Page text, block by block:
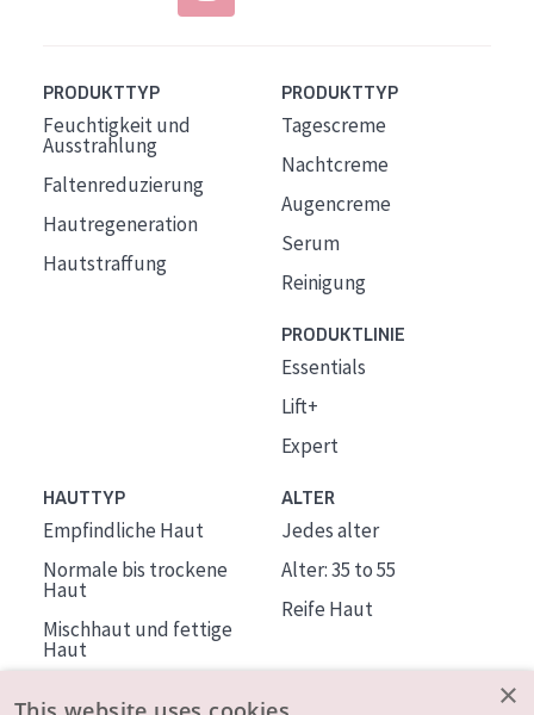
PRODUKTTYP
Feuchtigkeit und
Ausstrahlung
Faltenreduzierung
Hautregeneration
Hautstraffung
PRODUKTTYP
Tagescreme
Nachtcreme
Augencreme
Serum
Reinigung
PRODUKTLINIE
Essentials
Lift+
Expert
HAUTTYP
Empfindliche Haut
Normale bis trockene
Haut
Mischhaut und fettige
Haut
ALTER
Jedes alter
Alter: 35 to 55
Reife Haut
×